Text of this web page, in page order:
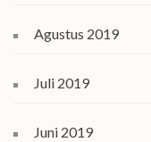
Agustus 2019
Juli 2019
Juni 2019